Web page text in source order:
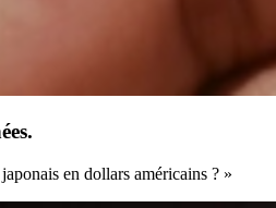
en dollars américains ? »